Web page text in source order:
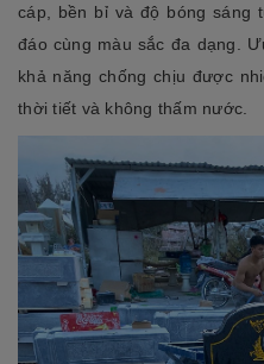
cáp, bền bỉ và độ bóng sáng
đáo cùng màu sắc đa dạng.
khả năng chống chịu được
thời tiết và không thấm nước.